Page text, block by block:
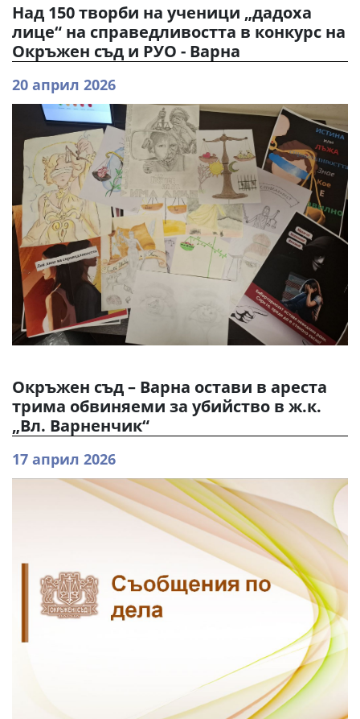
Над 150 творби на ученици „дадоха
лице“ на справедливостта в конкурс на
Окръжен съд и РУО - Варна
20 април 2026
Окръжен съд – Варна остави в ареста
трима обвиняеми за убийство в ж.к.
„Вл. Варненчик“
17 април 2026